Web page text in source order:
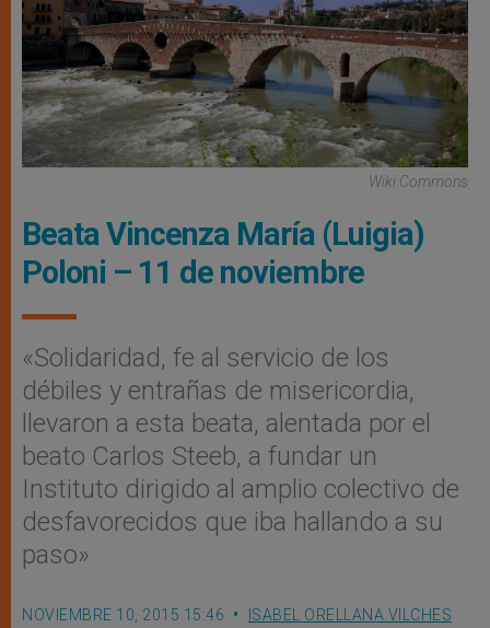
Wiki Commons
Beata Vincenza María (Luigia)
Poloni – 11 de noviembre
«Solidaridad, fe al servicio de los
débiles y entrañas de misericordia,
llevaron a esta beata, alentada por el
beato Carlos Steeb, a fundar un
Instituto dirigido al amplio colectivo de
desfavorecidos que iba hallando a su
paso»
NOVIEMBRE 10, 2015 15:46
ISABEL ORELLANA VILCHES